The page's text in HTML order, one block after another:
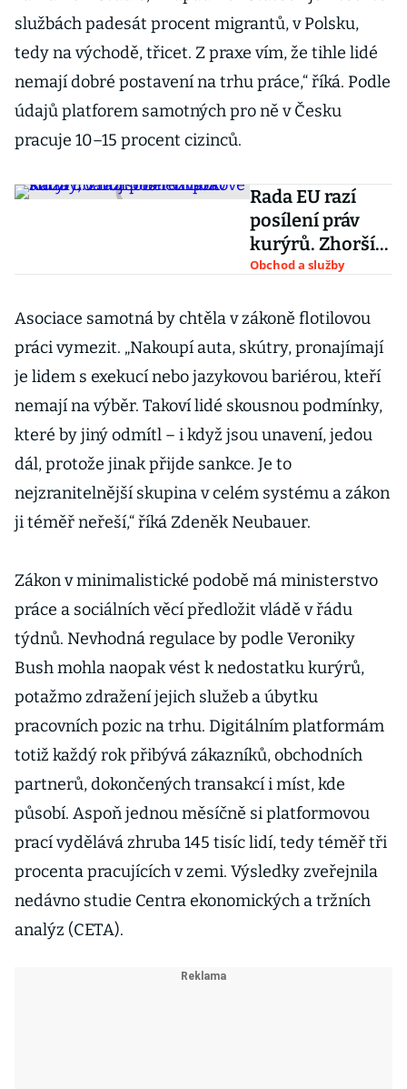
službách padesát procent migrantů, v Polsku,
tedy na východě, třicet. Z praxe vím, že tihle lidé
nemají dobré postavení na trhu práce,“ říká. Podle
údajů platforem samotných pro ně v Česku
pracuje 10–15 procent cizinců.
Rada EU razí
posílení práv
kurýrů. Zhorší
to rozvážkové
Uber či Bolt
Obchod a služby
Asociace samotná by chtěla v zákoně flotilovou
práci vymezit. „Nakoupí auta, skútry, pronajímají
je lidem s exekucí nebo jazykovou bariérou, kteří
nemají na výběr. Takoví lidé skousnou podmínky,
které by jiný odmítl – i když jsou unavení, jedou
dál, protože jinak přijde sankce. Je to
nejzranitelnější skupina v celém systému a zákon
ji téměř neřeší,“ říká Zdeněk Neubauer.
Zákon v minimalistické podobě má ministerstvo
práce a sociálních věcí předložit vládě v řádu
týdnů. Nevhodná regulace by podle Veroniky
Bush mohla naopak vést k nedostatku kurýrů,
potažmo zdražení jejich služeb a úbytku
pracovních pozic na trhu. Digitálním platformám
totiž každý rok přibývá zákazníků, obchodních
partnerů, dokončených transakcí i míst, kde
působí. Aspoň jednou měsíčně si platformovou
prací vydělává zhruba 145 tisíc lidí, tedy téměř tři
procenta pracujících v zemi. Výsledky zveřejnila
nedávno studie Centra ekonomických a tržních
analýz (CETA).